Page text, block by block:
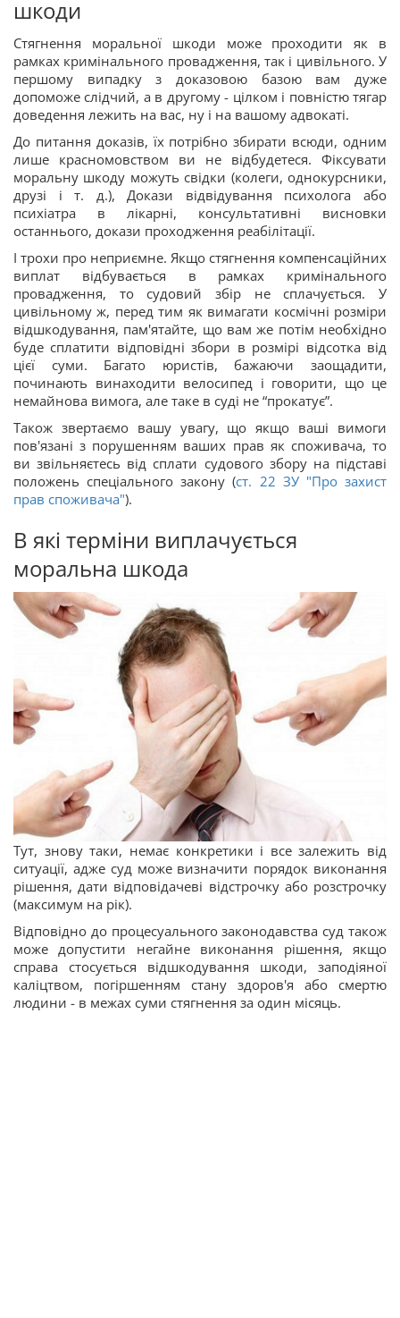
шкоди
Стягнення моральної шкоди може проходити як в
рамках кримінального провадження, так і цивільного. У
першому випадку з доказовою базою вам дуже
допоможе слідчий, а в другому - цілком і повністю тягар
доведення лежить на вас, ну і на вашому адвокаті.
До питання доказів, їх потрібно збирати всюди, одним
лише красномовством ви не відбудетеся. Фіксувати
моральну шкоду можуть свідки (колеги, однокурсники,
друзі і т. д.), Докази відвідування психолога або
психіатра в лікарні, консультативні висновки
останнього, докази проходження реабілітації.
І трохи про неприємне. Якщо стягнення компенсаційних
виплат відбувається в рамках кримінального
провадження, то судовий збір не сплачується. У
цивільному ж, перед тим як вимагати космічні розміри
відшкодування, пам'ятайте, що вам же потім необхідно
буде сплатити відповідні збори в розмірі відсотка від
цієї суми. Багато юристів, бажаючи заощадити,
починають винаходити велосипед і говорити, що це
немайнова вимога, але таке в суді не “прокатує”.
Також звертаємо вашу увагу, що якщо ваші вимоги
пов'язані з порушенням ваших прав як споживача, то
ви звільняєтесь від сплати судового збору на підставі
положень спеціального закону (ст. 22 ЗУ "Про захист
прав споживача").
В які терміни виплачується
моральна шкода
Тут, знову таки, немає конкретики і все залежить від
ситуації, адже суд може визначити порядок виконання
рішення, дати відповідачеві відстрочку або розстрочку
(максимум на рік).
Відповідно до процесуального законодавства суд також
може допустити негайне виконання рішення, якщо
справа стосується відшкодування шкоди, заподіяної
каліцтвом, погіршенням стану здоров'я або смертю
людини - в межах суми стягнення за один місяць.